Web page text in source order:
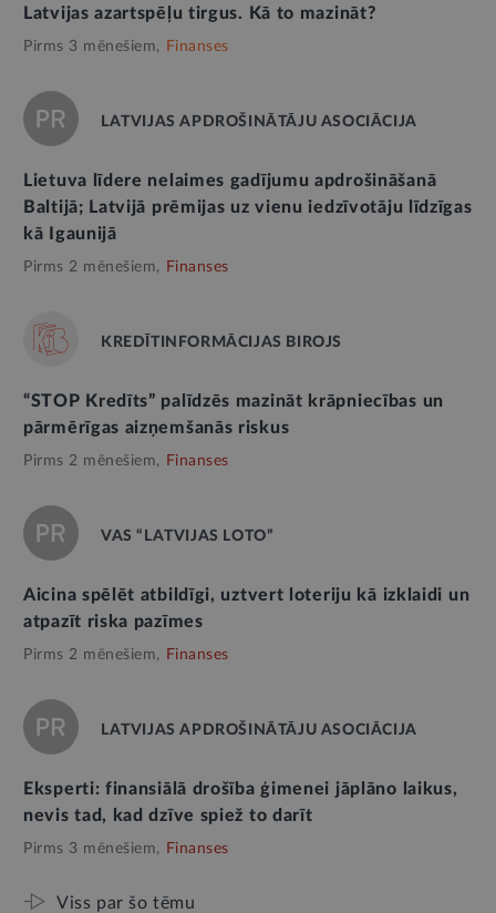
Latvijas azartspēļu tirgus. Kā to mazināt?
Pirms 3 mēnešiem, Finanses
LATVIJAS APDROŠINĀTĀJU ASOCIĀCIJA
Lietuva līdere nelaimes gadījumu apdrošināšanā
Baltijā; Latvijā prēmijas uz vienu iedzīvotāju līdzīgas
kā Igaunijā
Pirms 2 mēnešiem, Finanses
KREDĪTINFORMĀCIJAS BIROJS
“STOP Kredīts” palīdzēs mazināt krāpniecības un
pārmērīgas aizņemšanās riskus
Pirms 2 mēnešiem, Finanses
VAS “LATVIJAS LOTO”
Aicina spēlēt atbildīgi, uztvert loteriju kā izklaidi un
atpazīt riska pazīmes
Pirms 2 mēnešiem, Finanses
LATVIJAS APDROŠINĀTĀJU ASOCIĀCIJA
Eksperti: finansiālā drošība ģimenei jāplāno laikus,
nevis tad, kad dzīve spiež to darīt
Pirms 3 mēnešiem, Finanses
Viss par šo tēmu